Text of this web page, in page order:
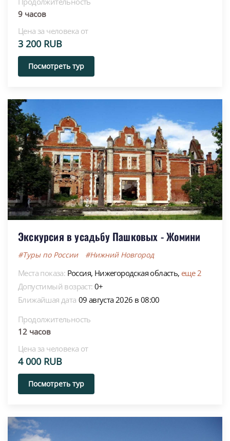
9 часов
Цена за человека от
3 200 RUB
Посмотреть тур
Экскурсия в усадьбу Пашковых - Жомини
#Туры по России #Нижний Новгород
Места показа: Россия, Нижегородская область,еще 2
Допустимый возраст: 0+
Ближайшая дата 09 августа 2026 в 08:00
Продолжительность
12 часов
Цена за человека от
4 000 RUB
Посмотреть тур